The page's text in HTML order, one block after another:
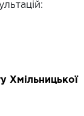
Хмільницької